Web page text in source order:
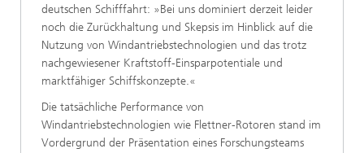
deutschen Schifffahrt: »Bei uns dominiert derzeit leider
noch die Zurückhaltung und Skepsis im Hinblick auf die
Nutzung von Windantriebstechnologien und das trotz
nachgewiesener Kraftstoff-Einsparpotentiale und
marktfähiger Schiffskonzepte.«
Die tatsächliche Performance von
Windantriebstechnologien wie Flettner-Rotoren stand im
Vordergrund der Präsentation eines Forschungsteams